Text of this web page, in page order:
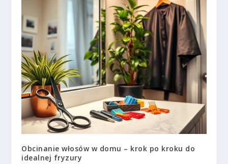
Obcinanie włosów w domu – krok po kroku do
idealnej fryzury